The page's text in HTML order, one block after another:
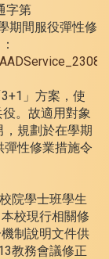
字第
期間服役彈性修
」方案，使
。故適用對象
規劃於在學期
性修業措施令
院學士班學生
校現行相關修
制說明文件供
教務會議修正